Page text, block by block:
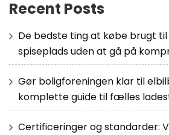
Recent Posts
De bedste ting at købe brugt
spiseplads uden at gå på
Gør boligforeningen klar til
komplette guide til fælles
Certificeringer og standarder: